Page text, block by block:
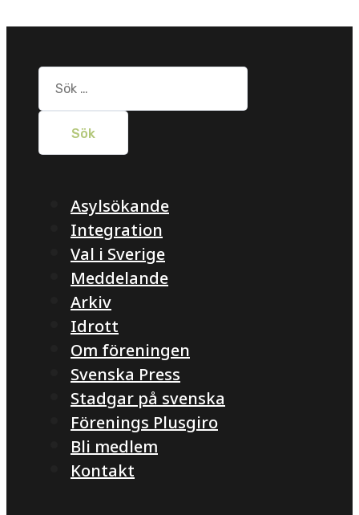
Sök
efter:
Asylsökande
Integration
Val i Sverige
Meddelande
Arkiv
Idrott
Om föreningen
Svenska Press
Stadgar på svenska
Förenings Plusgiro
Bli medlem
Kontakt